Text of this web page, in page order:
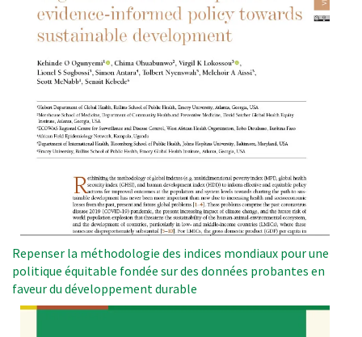
Repenser la méthodologie des indices mondiaux pour une
politique équitable fondée sur des données probantes en
faveur du développement durable